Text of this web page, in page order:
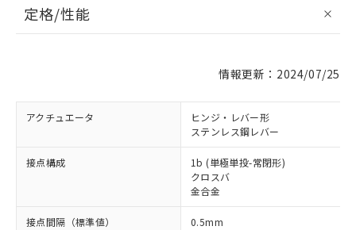
定格/性能
情報更新：2024/07/25
アクチュエータ
ヒンジ・レバー形
ステンレス鋼レバー
接点構成
1b (単極単投-常閉形)
クロスバ
金合金
接点間隔（標準値） 0.5mm